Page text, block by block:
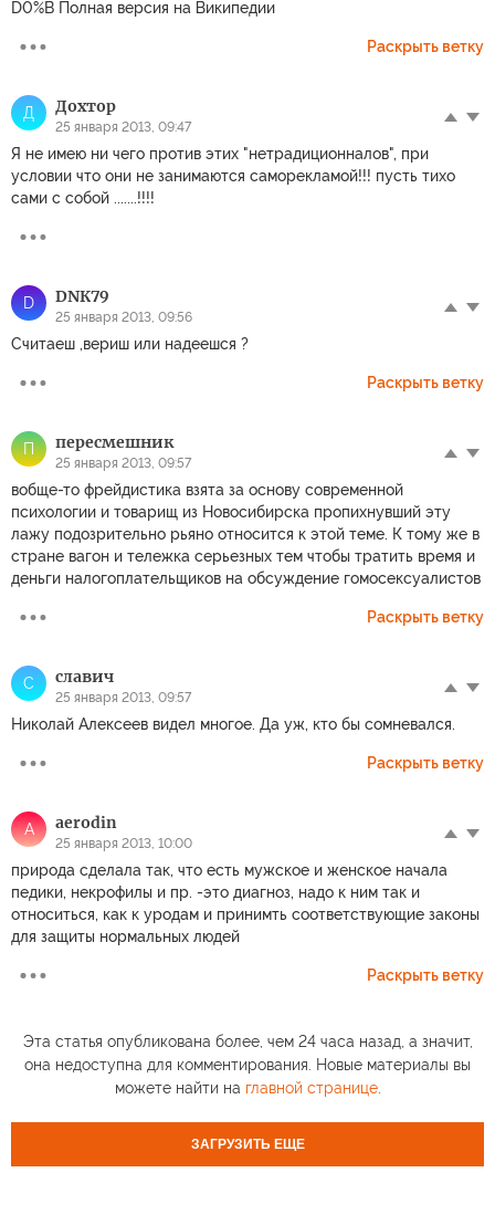
D0%B Полная версия на Википедии
Раскрыть ветку
Д Дохтор
25 января 2013, 09:47
Я не имею ни чего против этих "нетрадиционналов", при
условии что они не занимаются саморекламой!!! пусть тихо
сами с собой .......!!!!
D DNК79
25 января 2013, 09:56
Считаеш ,вериш или надеешся ?
Раскрыть ветку
П пeресмeшник
25 января 2013, 09:57
вобще-то фрейдистика взята за основу современной
психологии и товарищ из Новосибирска пропихнувший эту
лажу подозрительно рьяно относится к этой теме. К тому же в
стране вагон и тележка серьезных тем чтобы тратить время и
деньги налогоплательщиков на обсуждение гомосексуалистов
Раскрыть ветку
С славич
25 января 2013, 09:57
Николай Алексеев видел многое. Да уж, кто бы сомневался.
Раскрыть ветку
A aerodin
25 января 2013, 10:00
природа сделала так, что есть мужское и женское начала
педики, некрофилы и пр. -это диагноз, надо к ним так и
относиться, как к уродам и принимть соответствующие законы
для защиты нормальных людей
Раскрыть ветку
Эта статья опубликована более, чем 24 часа назад, а значит,
она недоступна для комментирования. Новые материалы вы
можете найти на главной странице.
ЗАГРУЗИТЬ ЕЩЕ